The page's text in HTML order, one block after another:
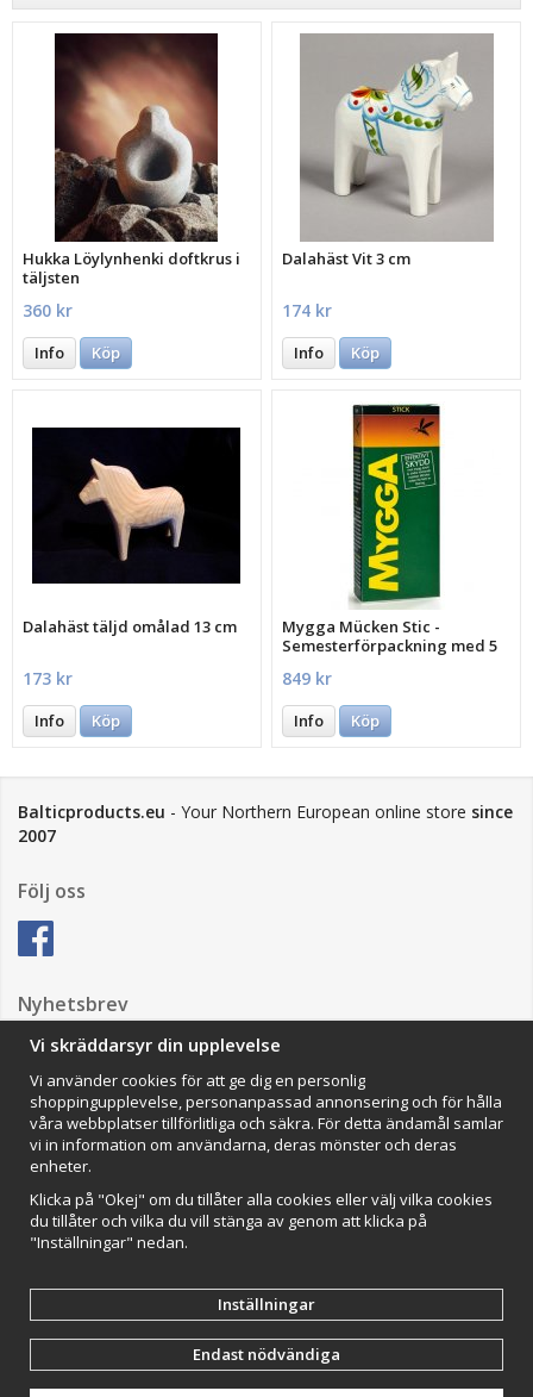
Hukka Löylynhenki doftkrus i
täljsten
360 kr
Info Köp
Dalahäst Vit 3 cm
174 kr
Info Köp
Dalahäst täljd omålad 13 cm
173 kr
Info Köp
Mygga Mücken Stic -
Semesterförpackning med 5
849 kr
Info Köp
Balticproducts.eu - Your Northern European online store since
2007
Följ oss
Nyhetsbrev
Impressum
VAMOS Commerce AB
Organisationsnummer: 559502-0453
Drift & produktion:Wikinggruppen
Vi skräddarsyr din upplevelse
Vi använder cookies för att ge dig en personlig
shoppingupplevelse, personanpassad annonsering och för hålla
våra webbplatser tillförlitliga och säkra. För detta ändamål samlar
vi in information om användarna, deras mönster och deras
enheter.
Klicka på "Okej" om du tillåter alla cookies eller välj vilka cookies
du tillåter och vilka du vill stänga av genom att klicka på
"Inställningar" nedan.
Inställningar
Endast nödvändiga